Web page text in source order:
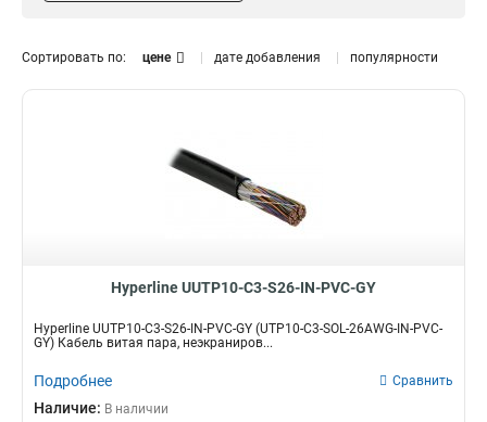
16
50 8
100 8
Сортировать по: цене дате добавления популярности
Hyperline UUTP10-C3-S26-IN-PVC-GY
Hyperline UUTP10-C3-S26-IN-PVC-GY (UTP10-C3-SOL-26AWG-IN-PVC-
GY) Кабель витая пара, неэкраниров...
Подробнее Сравнить
Наличие: В наличии